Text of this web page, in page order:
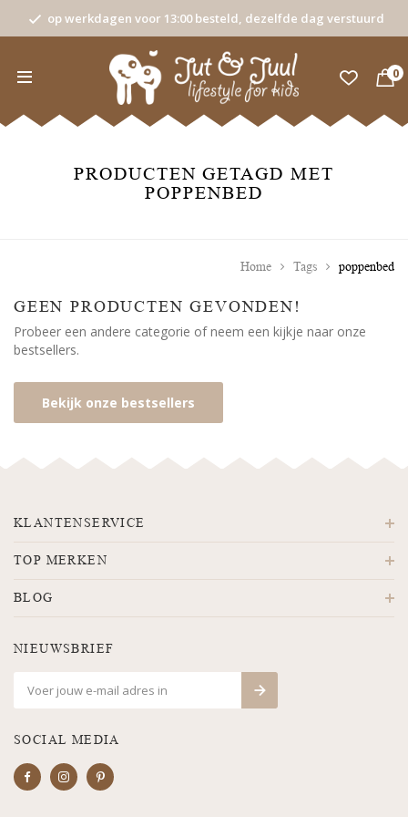
op werkdagen voor 13:00 besteld, dezelfde dag verstuurd
0
PRODUCTEN GETAGD MET
POPPENBED
Home Tags poppenbed
GEEN PRODUCTEN GEVONDEN!
Probeer een andere categorie of neem een kijkje naar onze
bestsellers.
Bekijk onze bestsellers
KLANTENSERVICE
TOP MERKEN
BLOG
NIEUWSBRIEF
SOCIAL MEDIA